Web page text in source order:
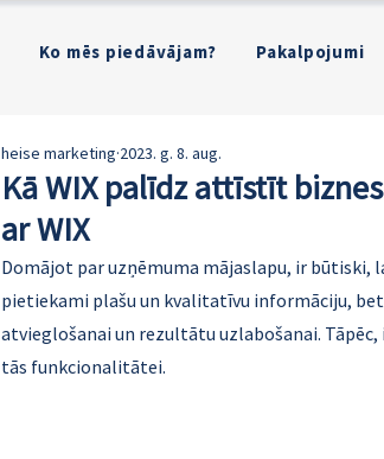
Ko mēs piedāvājam? Pakalpojumi
Kā WIX palīdz attīstīt
ar WIX
heise marketing 2023. g. 8. aug.
Domājot par uzņēmuma mājaslapu, ir būtiski,
pietiekami plašu un kvalitatīvu informāciju,
atvieglošanai un rezultātu uzlabošanai.
tās funkcionalitātei.